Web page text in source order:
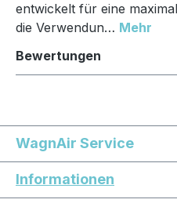
entwickelt für eine
die Verwendun… Mehr
Bewertungen
WagnAir Service
Informationen